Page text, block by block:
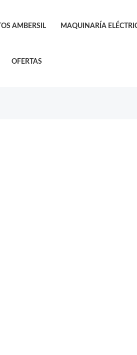
AMBERSIL MAQUINARÍA
OFERTAS